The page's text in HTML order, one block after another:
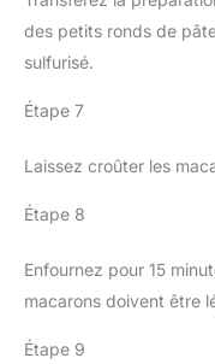
des petits ronds de
sulfurisé.
Étape 7
Laissez croûter les
Étape 8
Enfournez pour 15
macarons doivent être
Étape 9